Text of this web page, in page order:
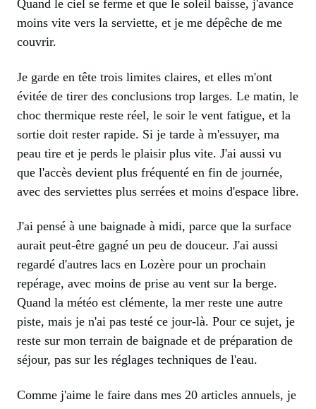
Quand le ciel se ferme et que le soleil baisse, j'avance
moins vite vers la serviette, et je me dépêche de me
couvrir.
Je garde en tête trois limites claires, et elles m'ont
évitée de tirer des conclusions trop larges. Le matin, le
choc thermique reste réel, le soir le vent fatigue, et la
sortie doit rester rapide. Si je tarde à m'essuyer, ma
peau tire et je perds le plaisir plus vite. J'ai aussi vu
que l'accès devient plus fréquenté en fin de journée,
avec des serviettes plus serrées et moins d'espace libre.
J'ai pensé à une baignade à midi, parce que la surface
aurait peut-être gagné un peu de douceur. J'ai aussi
regardé d'autres lacs en Lozère pour un prochain
repérage, avec moins de prise au vent sur la berge.
Quand la météo est clémente, la mer reste une autre
piste, mais je n'ai pas testé ce jour-là. Pour ce sujet, je
reste sur mon terrain de baignade et de préparation de
séjour, pas sur les réglages techniques de l'eau.
Comme j'aime le faire dans mes 20 articles annuels, je